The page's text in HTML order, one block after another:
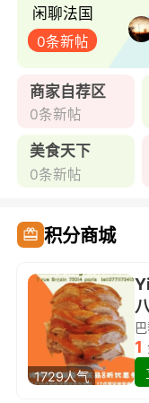
闲聊法国
0条新帖
商家自荐区
0条新帖
美食天下
0条新帖
积分商城
1729人气
1